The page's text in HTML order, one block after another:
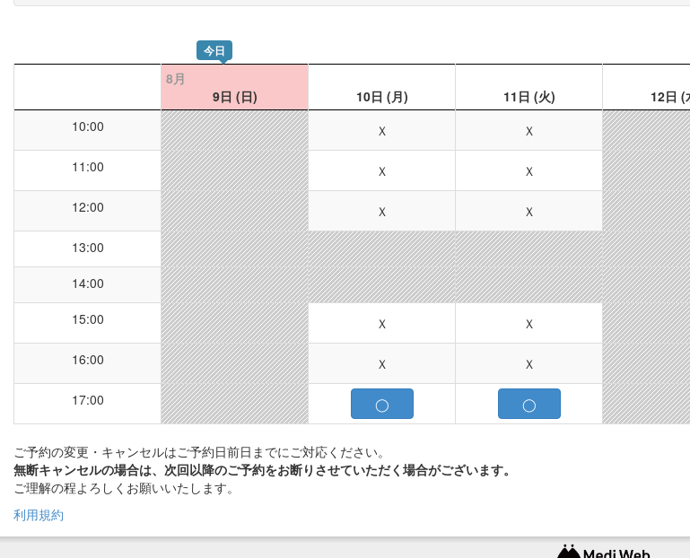
今日
8月
9日 (日) 10日 (月) 11日 (火) 12日 (
10:00
Ｘ Ｘ
11:00
Ｘ Ｘ
12:00
Ｘ Ｘ
13:00
14:00
15:00
Ｘ Ｘ
16:00
Ｘ Ｘ
17:00
◯ ◯
ご予約の変更・キャンセルはご予約日前日までにご対応ください。
無断キャンセルの場合は、次回以降のご予約をお断りさせていただく場合がございます。
ご理解の程よろしくお願いいたします。
利用規約